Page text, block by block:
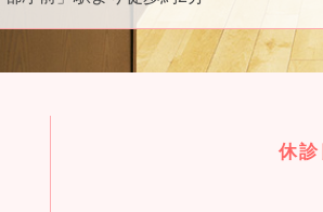
休